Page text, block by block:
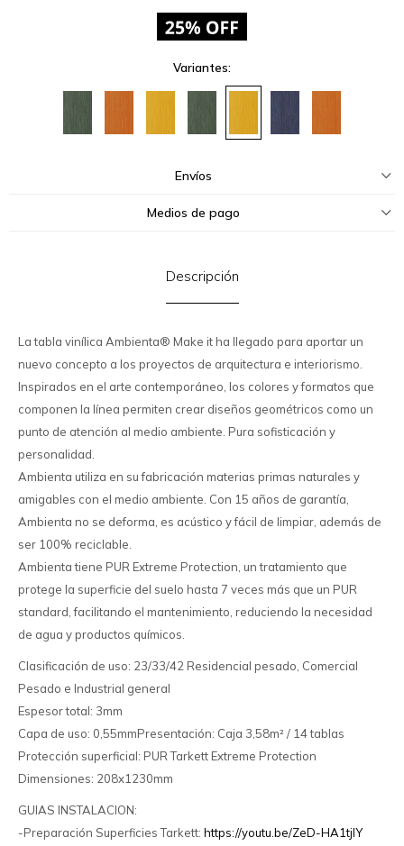
Variantes:
Envíos
Medios de pago
Descripción
La tabla vinílica Ambienta® Make it ha llegado para aportar un
nuevo concepto a los proyectos de arquitectura e interiorismo.
Inspirados en el arte contemporáneo, los colores y formatos que
componen la línea permiten crear diseños geométricos como un
punto de atención al medio ambiente. Pura sofisticación y
personalidad.
Ambienta utiliza en su fabricación materias primas naturales y
amigables con el medio ambiente. Con 15 años de garantía,
Ambienta no se deforma, es acústico y fácil de limpiar, además de
ser 100% reciclable.
Ambienta tiene PUR Extreme Protection, un tratamiento que
protege la superficie del suelo hasta 7 veces más que un PUR
standard, facilitando el mantenimiento, reduciendo la necesidad
de agua y productos químicos.
Clasificación de uso: 23/33/42 Residencial pesado, Comercial
Pesado e Industrial general
Espesor total: 3mm
Capa de uso: 0,55mmPresentación: Caja 3,58m² / 14 tablas
Protección superficial: PUR Tarkett Extreme Protection
Dimensiones: 208x1230mm
GUIAS INSTALACION:
-Preparación Superficies Tarkett: https://youtu.be/ZeD-HA1tjlY